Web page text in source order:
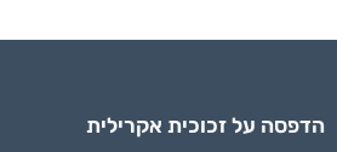
הדפסה על זכוכית אקרילית